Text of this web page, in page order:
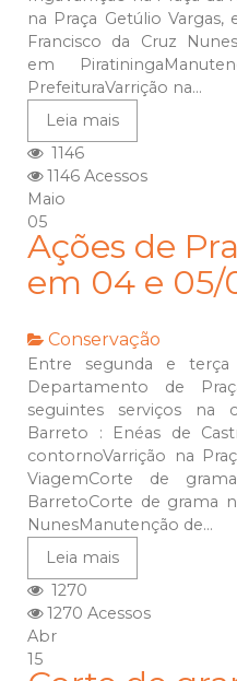
na Praça Getúlio
Francisco da Cruz
em
PrefeituraVarrição na...
Leia mais
1146
1146 Acessos
Maio
05
Ações de
em 04 e 05/
Conservação
Entre segunda e
Departamento de
seguintes serviços na
Barreto : Enéas de
contornoVarrição na
ViagemCorte de
BarretoCorte de grama
NunesManutenção de...
Leia mais
1270
1270 Acessos
Abr
15